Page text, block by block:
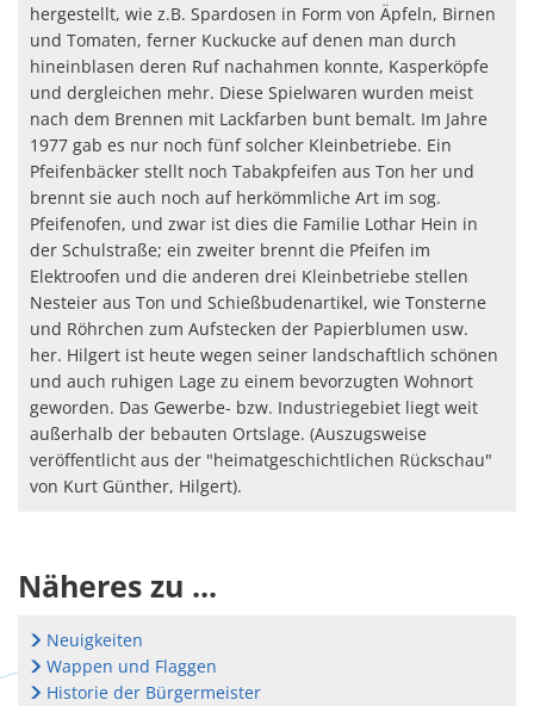
hergestellt, wie z.B. Spardosen in Form von Äpfeln, Birnen
und Tomaten, ferner Kuckucke auf denen man durch
hineinblasen deren Ruf nachahmen konnte, Kasperköpfe
und dergleichen mehr. Diese Spielwaren wurden meist
nach dem Brennen mit Lackfarben bunt bemalt. Im Jahre
1977 gab es nur noch fünf solcher Kleinbetriebe. Ein
Pfeifenbäcker stellt noch Tabakpfeifen aus Ton her und
brennt sie auch noch auf herkömmliche Art im sog.
Pfeifenofen, und zwar ist dies die Familie Lothar Hein in
der Schulstraße; ein zweiter brennt die Pfeifen im
Elektroofen und die anderen drei Kleinbetriebe stellen
Nesteier aus Ton und Schießbudenartikel, wie Tonsterne
und Röhrchen zum Aufstecken der Papierblumen usw.
her. Hilgert ist heute wegen seiner landschaftlich schönen
und auch ruhigen Lage zu einem bevorzugten Wohnort
geworden. Das Gewerbe- bzw. Industriegebiet liegt weit
außerhalb der bebauten Ortslage. (Auszugsweise
veröffentlicht aus der "heimatgeschichtlichen Rückschau"
von Kurt Günther, Hilgert).
Näheres zu ...
Neuigkeiten
Wappen und Flaggen
Historie der Bürgermeister